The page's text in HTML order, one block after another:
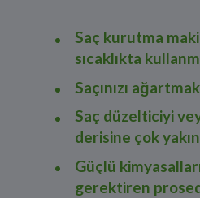
Saç kurutma
sıcaklıkta
Saçınızı
Saç düzelticiyi
derisine çok
Güçlü
gerektiren